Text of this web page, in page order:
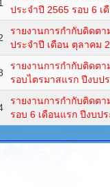
ประจำปี 2565 รอบ 6 เ
รายงานการกำกับดิดต
ประจำปี เดือน ตุลาคม
รายงานการกำกับติดต
รอบไตรมาสแรก ปีงบป
รายงานการกำกับติดต
รอบ 6 เดือนแรก ปีงบป